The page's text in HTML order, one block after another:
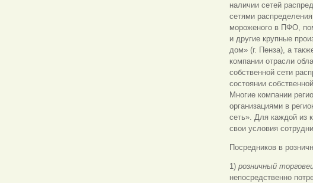
наличии сетей
сетями
мороженого в ПФО,
и другие крупные
дом» (г. Пенза), а
компании отрасли
собственной сети
состоянии
Многие компании
организациями в
сеть». Для каждой из
свои условия
Посредников в
1) розничный
непосредственно